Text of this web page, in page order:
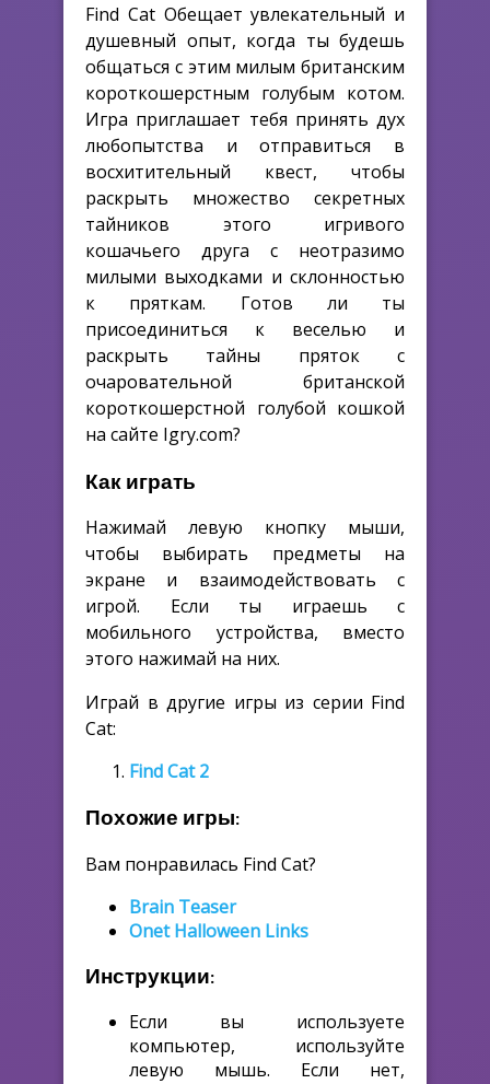
Find Cat Обещает увлекательный и
душевный опыт, когда ты будешь
общаться с этим милым британским
короткошерстным голубым котом.
Игра приглашает тебя принять дух
любопытства и отправиться в
восхитительный квест, чтобы
раскрыть множество секретных
тайников этого игривого
кошачьего друга с неотразимо
милыми выходками и склонностью
к пряткам. Готов ли ты
присоединиться к веселью и
раскрыть тайны пряток с
очаровательной британской
короткошерстной голубой кошкой
на сайте Igry.com?
Как играть
Нажимай левую кнопку мыши,
чтобы выбирать предметы на
экране и взаимодействовать с
игрой. Если ты играешь с
мобильного устройства, вместо
этого нажимай на них.
Играй в другие игры из серии Find
Cat:
Find Cat 2
Похожие игры:
Вам понравилась Find Cat?
Brain Teaser
Onet Halloween Links
Инструкции:
Если вы используете
компьютер, используйте
левую мышь. Если нет,